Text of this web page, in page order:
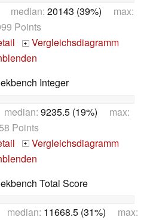
median: 20143 (39%) max:
Points
+ Vergleichsdiagramm
Integer
9235.5 (19%) max:
Points
+ Vergleichsdiagramm
Total Score
11668.5 (31%) max: